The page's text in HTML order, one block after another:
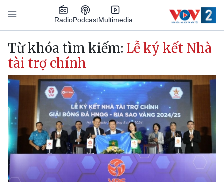
Nhảy đến nội dung
RadioPodcastMultimedia
Main navigation
Từ khóa tìm kiếm: Lễ ký kết Nhà
tài trợ chính